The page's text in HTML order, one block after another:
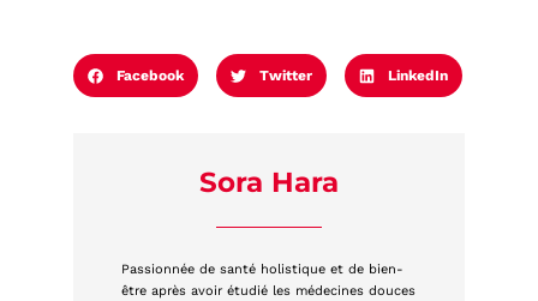
Facebook Twitter LinkedIn
Sora Hara
Passionnée de santé holistique et de bien-
être après avoir étudié les médecines douces